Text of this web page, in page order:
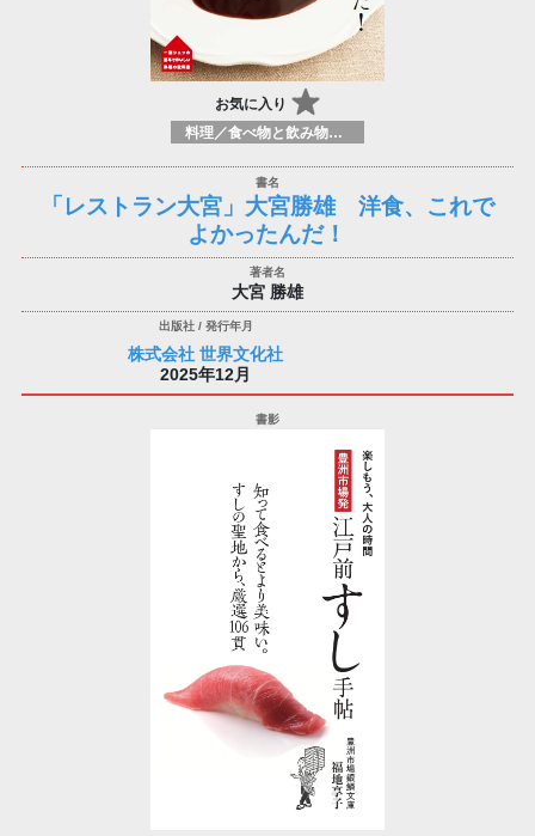
お気に入り
料理／食べ物と飲み物／食に関する記述
「レストラン大宮」大宮勝雄 洋食、これで
よかったんだ！
大宮 勝雄
株式会社 世界文化社
2025年12月